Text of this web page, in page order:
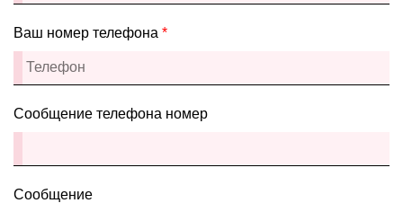
Ваш номер телефона *
Сообщение телефона номер
Сообщение